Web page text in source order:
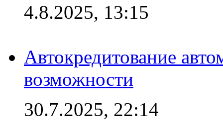
4.8.2025, 13:15
Автокредитование
возможности
30.7.2025, 22:14